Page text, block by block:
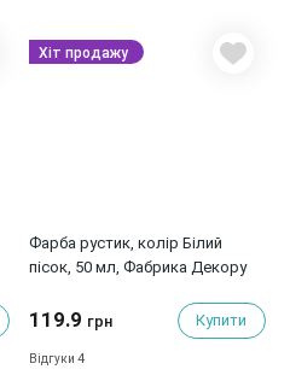
Фарба рустик, колір Білий
пісок, 50 мл, Фабрика Декору
119.9 грн Купити
Відгуки4
Хіт продажу